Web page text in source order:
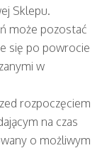
Sklepu.
może pozostać
się po powrocie
w
rozpoczęciem
na czas
o możliwym